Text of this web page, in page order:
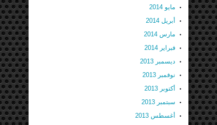
مايو 2014
أبريل 2014
مارس 2014
فبراير 2014
ديسمبر 2013
نوفمبر 2013
أكتوبر 2013
سبتمبر 2013
أغسطس 2013